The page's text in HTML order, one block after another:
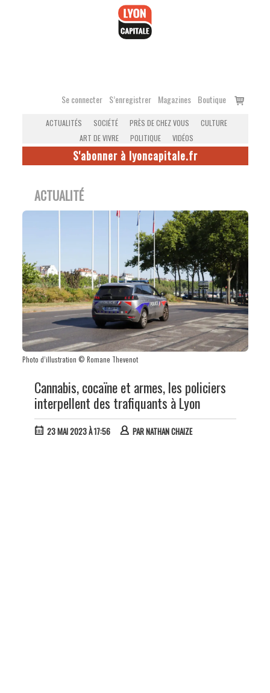
Se connecter S’enregistrer Magazines Boutique
Voir
ACTUALITÉS SOCIÉTÉ PRÈS DE CHEZ VOUS
CULTURE
ART DE VIVRE
POLITIQUE VIDÉOS
S'abonner à lyoncapitale.fr
ACTUALITÉ
Photo d’illustration © Romane Thevenot
Cannabis, cocaïne et armes, les policiers
interpellent des trafiquants à Lyon
23 MAI 2023 À 17:56 PARNATHAN CHAIZE